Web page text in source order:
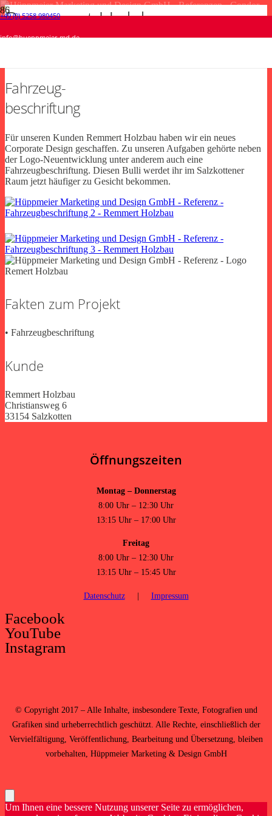
+49 (0) 5258 980450
info@hueppmeier-md.de
Remmert Holzbau
Fahrzeug-
beschriftung
Für unseren Kunden Remmert Holzbau haben wir ein neues
Corporate Design geschaffen. Zu unseren Aufgaben gehörte neben
der Logo-Neuentwicklung unter anderem auch eine
Fahrzeugbeschriftung. Diesen Bulli werdet ihr im Salzkottener
Raum jetzt häufiger zu Gesicht bekommen.
Fakten zum Projekt
• Fahrzeugbeschriftung
Kunde
Remmert Holzbau
Christiansweg 6
33154 Salzkotten
Haus & Grund Paderborner Land • Webdesign
Fliesenstudio Schröder • Einladungskarte
Brökelmann • Webdesign
Condor • CI Unterlagen
Öffnungszeiten
Montag – Donnerstag
8:00 Uhr – 12:30 Uhr
13:15 Uhr – 17:00 Uhr
Freitag
8:00 Uhr – 12:30 Uhr
13:15 Uhr – 15:45 Uhr
Datenschutz| Impressum
Facebook
YouTube
Instagram
© Copyright 2017 – Alle Inhalte, insbesondere Texte, Fotografien und
Grafiken sind urheberrechtlich geschützt. Alle Rechte, einschließlich der
Vervielfältigung, Veröffentlichung, Bearbeitung und Übersetzung, bleiben
vorbehalten, Hüppmeier Marketing & Design GmbH
Um Ihnen eine bessere Nutzung unserer Seite zu ermöglichen,